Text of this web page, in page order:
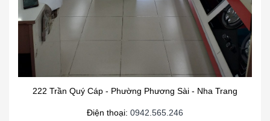
222 Trần Quý Cáp - Phường Phương Sài - Nha Trang
Điện thoại: 0942.565.246